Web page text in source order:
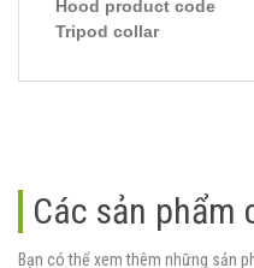
Hood product code
Tripod collar
Các sản phẩm